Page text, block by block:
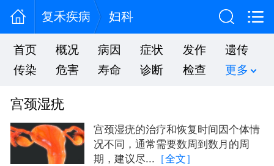
复禾疾病 妇科
首页 概况 病因 症状 发作
遗传
传染
危害 寿命 诊断 检查 更多
宫颈湿疣
宫颈湿疣的治疗和恢复时间因个体情
况不同，通常需要数周到数月的周
期，建议尽... ［全文］